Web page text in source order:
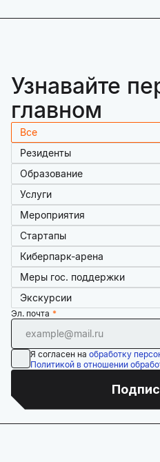
Узнавайте
главном
Все
Резиденты
Образование
Услуги
Мероприятия
Стартапы
Киберпарк-арена
Меры гос. поддержки
Экскурсии
Эл. почта
Я согласен на обработку
Политикой в отношении